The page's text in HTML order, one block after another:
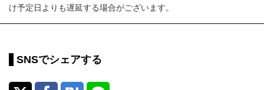
け予定日よりも遅延する場合がございます。
SNSでシェアする